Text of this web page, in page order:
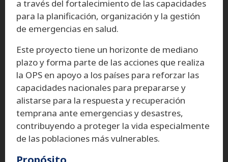
a través del fortalecimiento de las capacidades
para la planificación, organización y la gestión
de emergencias en salud.
Este proyecto tiene un horizonte de mediano
plazo y forma parte de las acciones que realiza
la OPS en apoyo a los países para reforzar las
capacidades nacionales para prepararse y
alistarse para la respuesta y recuperación
temprana ante emergencias y desastres,
contribuyendo a proteger la vida especialmente
de las poblaciones más vulnerables.